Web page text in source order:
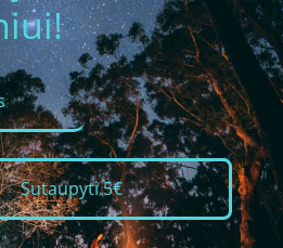
Sutaupyti 5€